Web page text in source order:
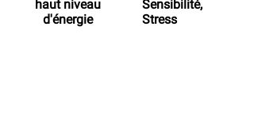
haut niveau
d'énergie
Sensibilité,
Stress